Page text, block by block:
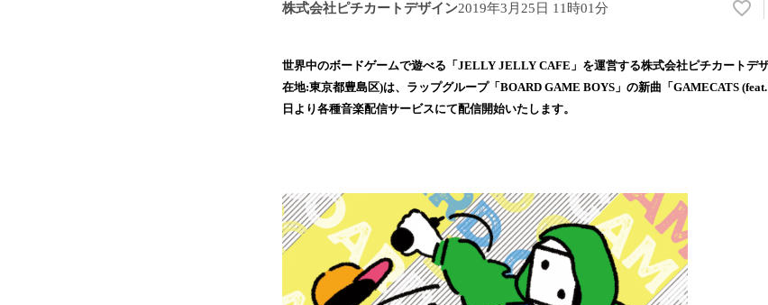
株式会社ピチカートデザイン2019年3月25日 11時01分
い
！
数
世界中のボードゲームで遊べる「JELLY JELLY CAFE」を運営する株式会社ピチカートデ
在地:東京都豊島区)は、ラップグループ「BOARD GAME BOYS」の新曲「GAMECATS
日より各種音楽配信サービスにて配信開始いたします。